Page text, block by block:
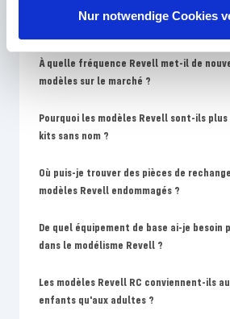
Nur notwendige Cookies
Pourquoi les couleurs sur l'emballage
différentes des instructions de montage ?
À quelle fréquence Revell met-il de
modèles sur le marché ?
Pourquoi les modèles Revell sont-ils
kits sans nom ?
Où puis-je trouver des pièces de
modèles Revell endommagés ?
De quel équipement de base ai-je besoin
dans le modélisme Revell ?
Les modèles Revell RC conviennent-ils
enfants qu'aux adultes ?